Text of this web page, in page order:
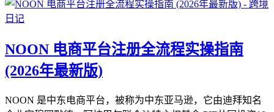
NOON 电商平台注册全流程实操指南
(2026年最新版)
NOON 是中东电商平台，被称为中东亚马逊，它由迪拜知名